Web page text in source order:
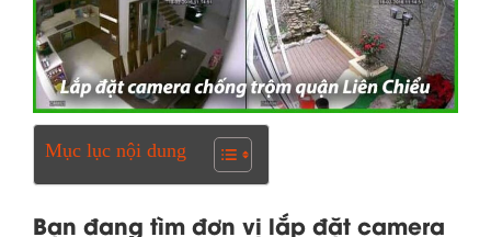
Mục lục nội dung
Bạn đang tìm đơn vị lắp đặt camera